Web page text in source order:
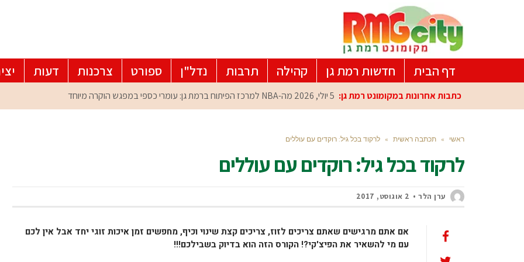
דף הבית חדשות רמת גן קהילה תרבות נדל"ן ספורט צרכנות דעות
כתבות אחרונות במקומונט רמת גן: 5 יולי, 2026 מה-NBA למרכז הפיתוח ברמת גן: עומרי כספי במפגש הוקרה מיוחד
ראשי » תכתבה ראשית » לרקוד בכל גיל: רוקדים עם עוללים
לרקוד בכל גיל: רוקדים עם עוללים
ערן הלר 2 אוגוסט, 2017
אם אתם מרגישים שאתם צריכים לזוז, צריכים קצת שינוי וכיף, מחפשים זמן איכות זוגי יחד אבל אין לכם
עם מי להשאיר את הפיצ'קי?! הקורס הזה הוא בדיוק בשבילכם!!!